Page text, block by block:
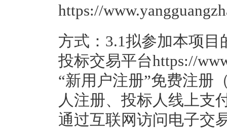
https://
方式：3.1拟参加本项
投标交易平台https://
“新用户注册”免费注册
人注册、投标人线上支
通过互联网访问电子交